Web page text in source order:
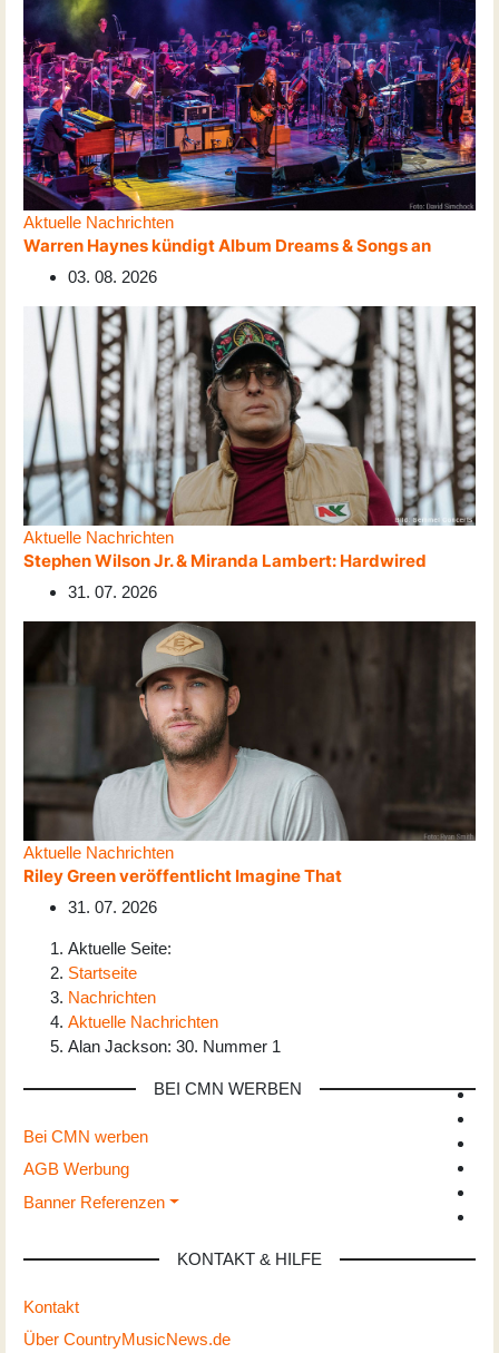
Aktuelle Nachrichten
Warren Haynes kündigt Album Dreams & Songs an
03. 08. 2026
Aktuelle Nachrichten
Stephen Wilson Jr. & Miranda Lambert: Hardwired
31. 07. 2026
Aktuelle Nachrichten
Riley Green veröffentlicht Imagine That
31. 07. 2026
Aktuelle Seite:
Startseite
Nachrichten
Aktuelle Nachrichten
Alan Jackson: 30. Nummer 1
BEI CMN WERBEN
Bei CMN werben
AGB Werbung
Banner Referenzen
KONTAKT & HILFE
Kontakt
Über CountryMusicNews.de